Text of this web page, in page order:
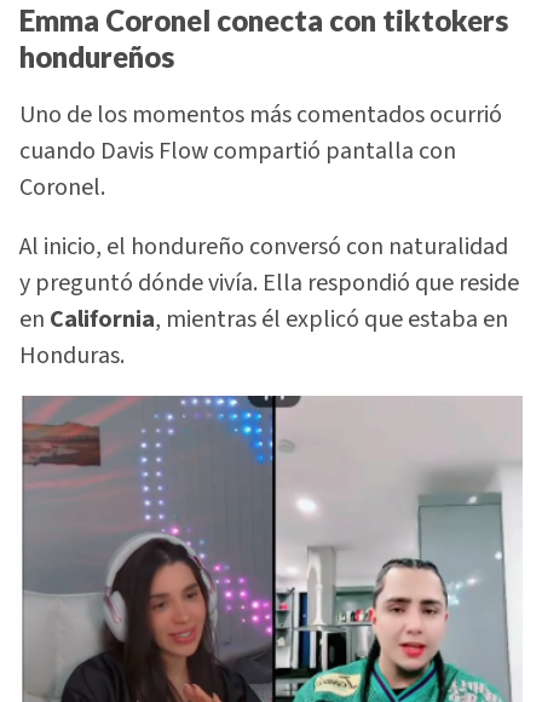
Emma Coronel conecta con tiktokers
hondureños
Uno de los momentos más comentados ocurrió
cuando Davis Flow compartió pantalla con
Coronel.
Al inicio, el hondureño conversó con naturalidad
y preguntó dónde vivía. Ella respondió que reside
en California, mientras él explicó que estaba en
Honduras.